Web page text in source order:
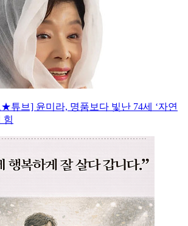
튜브] 윤미라, 명품보다 빛난 74세 ‘자연
힘